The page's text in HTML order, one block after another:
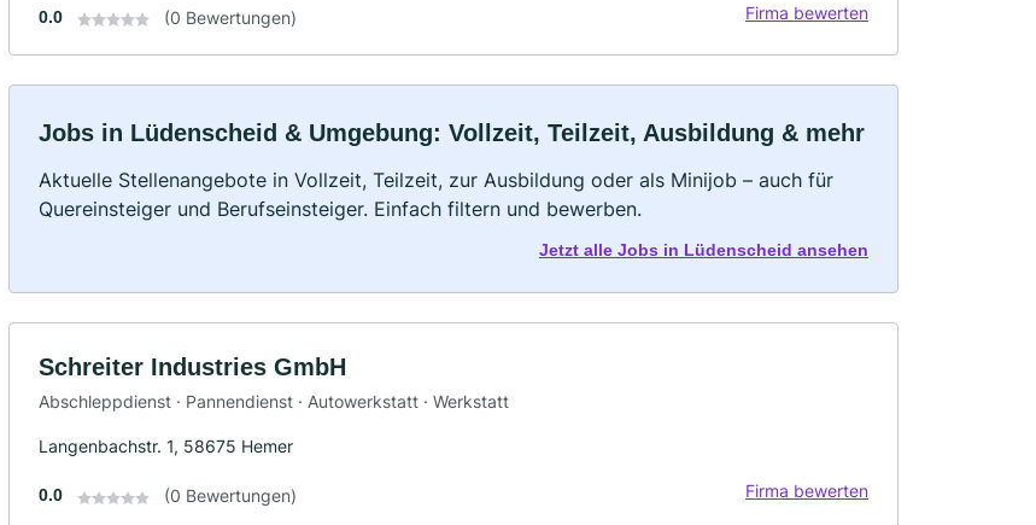
0.0 (0 Bewertungen) Firma bewerten
Jobs in Lüdenscheid & Umgebung: Vollzeit, Teilzeit, Ausbildung & mehr
Aktuelle Stellenangebote in Vollzeit, Teilzeit, zur Ausbildung oder als Minijob – auch für
Quereinsteiger und Berufseinsteiger. Einfach filtern und bewerben.
Jetzt alle Jobs in Lüdenscheid ansehen
Schreiter Industries GmbH
Abschleppdienst · Pannendienst · Autowerkstatt · Werkstatt
Langenbachstr. 1, 58675 Hemer
0.0 (0 Bewertungen) Firma bewerten